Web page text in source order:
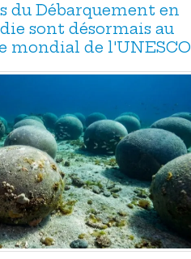
du Débarquement en
sont désormais au
mondial de l'UNESCO